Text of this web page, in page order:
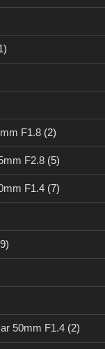
F1.8 (2)
F2.8 (5)
F1.4 (7)
50mm F1.4 (2)